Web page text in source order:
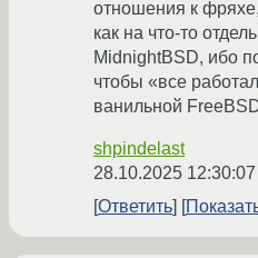
отношения к
как на что-то
MidnightBSD, ибо
чтобы «все
ванильной
shpindelast
28.10.2025
Ответить